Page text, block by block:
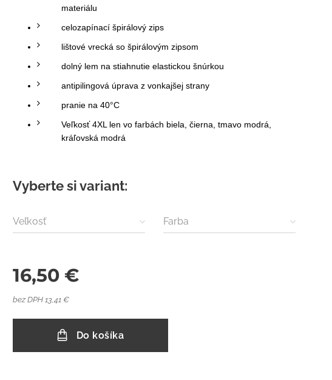
materiálu
celozapínací špirálový zips
lištové vrecká so špirálovým zipsom
dolný lem na stiahnutie elastickou šnúrkou
antipilingová úprava z vonkajšej strany
pranie na 40°C
Veľkosť 4XL len vo farbách biela, čierna, tmavo modrá,
kráľovská modrá
Vyberte si variant:
Veľkosť Farba
16,50 €
bez DPH 13,41 €
Do košíka